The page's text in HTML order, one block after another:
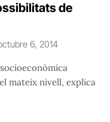
de
6, 2014
mateix nivell, explica